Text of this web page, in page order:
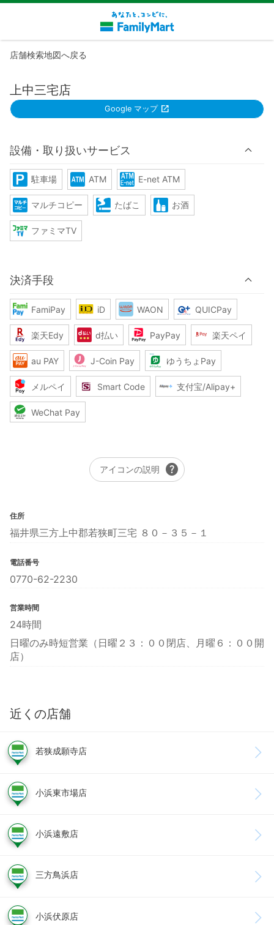
店舗検索地図へ戻る
上中三宅店
Google マップ
設備・取り扱いサービス
駐車場 ATM E-net ATM
マルチコピー たばこ お酒
ファミマTV
決済手段
FamiPay iD WAON QUICPay
楽天Edy d払い PayPay 楽天ペイ
au PAY J-Coin Pay ゆうちょPay
メルペイ Smart Code 支付宝/Alipay+
WeChat Pay
アイコンの説明 help
住所
福井県三方上中郡若狭町三宅 ８０－３５－１
電話番号
0770-62-2230
営業時間
24時間
日曜のみ時短営業（日曜２３：００閉店、月曜６：００開
店）
近くの店舗
若狭成願寺店
小浜東市場店
小浜遠敷店
三方鳥浜店
小浜伏原店